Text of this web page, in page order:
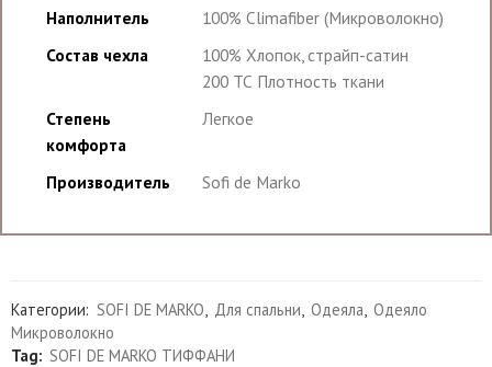
Наполнитель
100% Climafiber (Микроволокно)
Состав чехла
100% Хлопок, страйп-сатин
200 ТС Плотность ткани
Степень
комфорта
Легкое
Производитель Sofi de Marko
Категории: SOFI DE MARKO, Для спальни, Одеяла, Одеяло
Микроволокно
Tag: SOFI DE MARKO ТИФФАНИ